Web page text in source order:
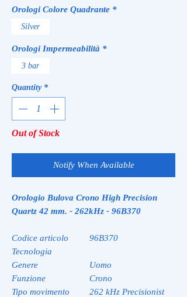
Orologi Colore Quadrante *
Silver
Orologi Impermeabilità *
3 bar
Quantity *
Out of Stock
Notify When Available
Orologio Bulova Crono High Precision
Quartz 42 mm. - 262kHz - 96B370
Codice articolo
96B370
Tecnologia
Genere
Uomo
Funzione
Crono
Tipo movimento
262 kHz Precisionist